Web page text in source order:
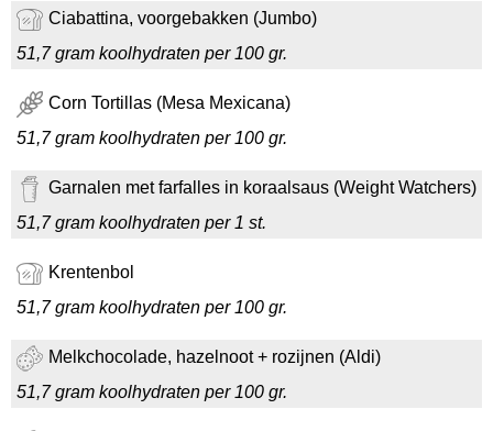
Ciabattina, voorgebakken (Jumbo)
51,7 gram koolhydraten per 100 gr.
Corn Tortillas (Mesa Mexicana)
51,7 gram koolhydraten per 100 gr.
Garnalen met farfalles in koraalsaus (Weight Watchers)
51,7 gram koolhydraten per 1 st.
Krentenbol
51,7 gram koolhydraten per 100 gr.
Melkchocolade, hazelnoot + rozijnen (Aldi)
51,7 gram koolhydraten per 100 gr.